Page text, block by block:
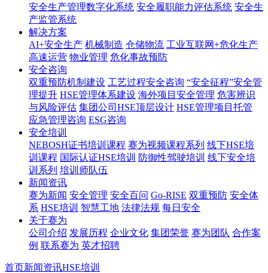
安全生产管理数字化系统 安全履职能力评估系统 安全生
产监管系统
解决方案
AI+安全生产 机械制造 仓储物流 工业互联网+危化生产
高速运营 物业管理 危化事故预防
安全咨询
双重预防机制建设 工艺过程安全咨询 “安全征程”安全管
理提升 HSE管理体系建设 海外项目安全管理 危害辨识
与风险评估 集团公司HSE顶层设计 HSE管理项目托管
应急管理咨询 ESG咨询
安全培训
NEBOSH证书培训课程 赛为视频课程系列 线下HSE培
训课程 国际认证HSE培训 防御性驾驶培训 线下安全培
训系列 培训师队伍
新闻资讯
赛为新闻 安全管理 安全百问 Go-RISE 双重预防 安全体
系 HSE培训 智慧工地 法律法规 每日安全
关于赛为
公司介绍 发展历程 企业文化 集团荣誉 赛为团队 合作案
例 联系赛为 英才招聘
首页新闻资讯HSE培训